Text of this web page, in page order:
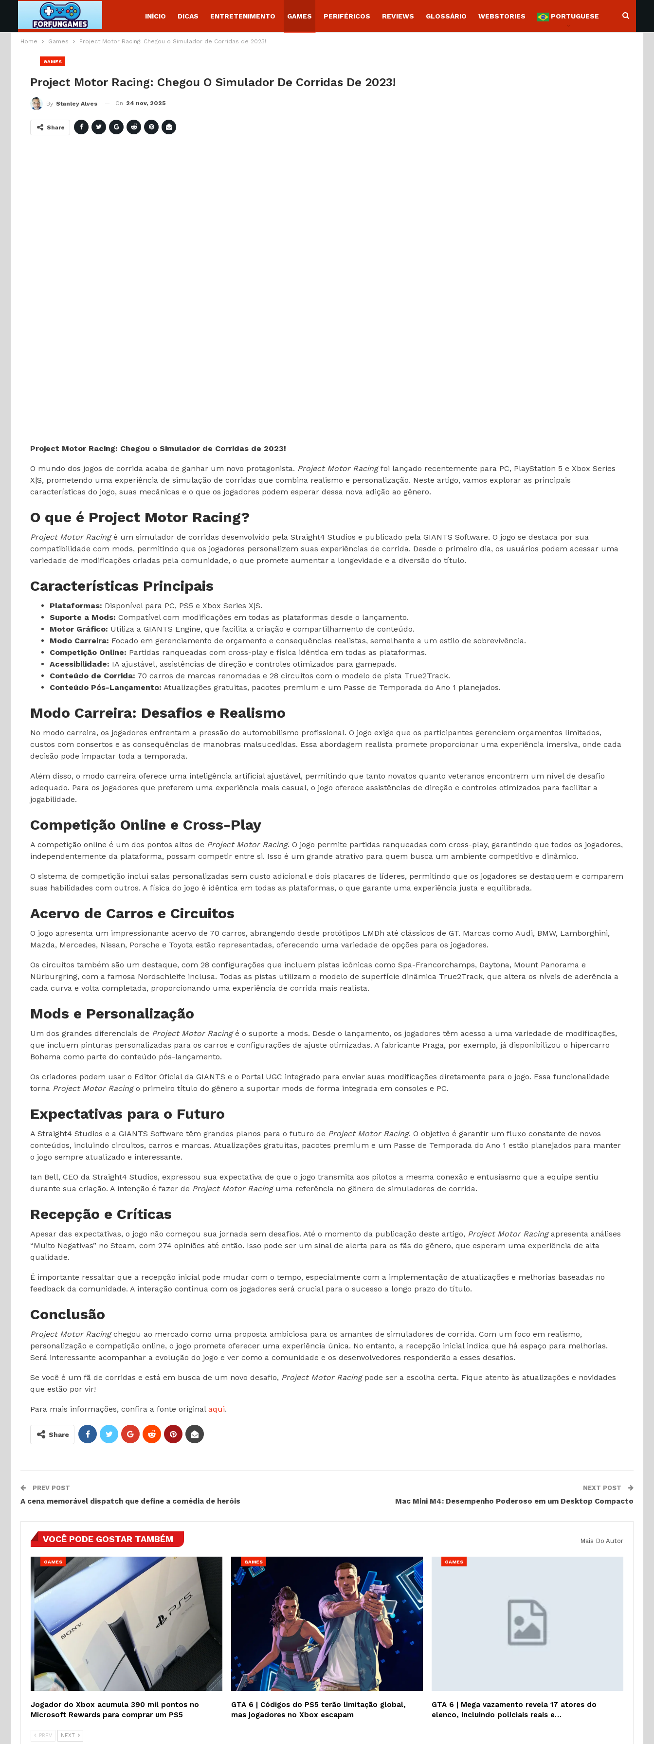
INÍCIO DICAS ENTRETENIMENTO GAMES PERIFÉRICOS REVIEWS GLOSSÁRIO WEBSTORIES PORTUGUESE
Home Games Project Motor Racing: Chegou o Simulador de Corridas de 2023!
GAMES
Project Motor Racing: Chegou O Simulador De Corridas De 2023!
By Stanley Alves On 24 nov, 2025
Share
Project Motor Racing: Chegou o Simulador de Corridas de 2023!
O mundo dos jogos de corrida acaba de ganhar um novo protagonista. Project Motor Racingfoi lançado recentemente para PC, PlayStation 5 e Xbox Series
X|S, prometendo uma experiência de simulação de corridas que combina realismo e personalização. Neste artigo, vamos explorar as principais
características do jogo, suas mecânicas e o que os jogadores podem esperar dessa nova adição ao gênero.
O que é Project Motor Racing?
Project Motor Racingé um simulador de corridas desenvolvido pela Straight4 Studios e publicado pela GIANTS Software. O jogo se destaca por sua
compatibilidade com mods, permitindo que os jogadores personalizem suas experiências de corrida. Desde o primeiro dia, os usuários podem acessar uma
variedade de modificações criadas pela comunidade, o que promete aumentar a longevidade e a diversão do título.
Características Principais
Plataformas: Disponível para PC, PS5 e Xbox Series X|S.
Suporte a Mods: Compatível com modificações em todas as plataformas desde o lançamento.
Motor Gráfico: Utiliza a GIANTS Engine, que facilita a criação e compartilhamento de conteúdo.
Modo Carreira: Focado em gerenciamento de orçamento e consequências realistas, semelhante a um estilo de sobrevivência.
Competição Online: Partidas ranqueadas com cross-play e física idêntica em todas as plataformas.
Acessibilidade: IA ajustável, assistências de direção e controles otimizados para gamepads.
Conteúdo de Corrida: 70 carros de marcas renomadas e 28 circuitos com o modelo de pista True2Track.
Conteúdo Pós-Lançamento: Atualizações gratuitas, pacotes premium e um Passe de Temporada do Ano 1 planejados.
Modo Carreira: Desafios e Realismo
No modo carreira, os jogadores enfrentam a pressão do automobilismo profissional. O jogo exige que os participantes gerenciem orçamentos limitados,
custos com consertos e as consequências de manobras malsucedidas. Essa abordagem realista promete proporcionar uma experiência imersiva, onde cada
decisão pode impactar toda a temporada.
Além disso, o modo carreira oferece uma inteligência artificial ajustável, permitindo que tanto novatos quanto veteranos encontrem um nível de desafio
adequado. Para os jogadores que preferem uma experiência mais casual, o jogo oferece assistências de direção e controles otimizados para facilitar a
jogabilidade.
Competição Online e Cross-Play
A competição online é um dos pontos altos de Project Motor Racing. O jogo permite partidas ranqueadas com cross-play, garantindo que todos os jogadores,
independentemente da plataforma, possam competir entre si. Isso é um grande atrativo para quem busca um ambiente competitivo e dinâmico.
O sistema de competição inclui salas personalizadas sem custo adicional e dois placares de líderes, permitindo que os jogadores se destaquem e comparem
suas habilidades com outros. A física do jogo é idêntica em todas as plataformas, o que garante uma experiência justa e equilibrada.
Acervo de Carros e Circuitos
O jogo apresenta um impressionante acervo de 70 carros, abrangendo desde protótipos LMDh até clássicos de GT. Marcas como Audi, BMW, Lamborghini,
Mazda, Mercedes, Nissan, Porsche e Toyota estão representadas, oferecendo uma variedade de opções para os jogadores.
Os circuitos também são um destaque, com 28 configurações que incluem pistas icônicas como Spa-Francorchamps, Daytona, Mount Panorama e
Nürburgring, com a famosa Nordschleife inclusa. Todas as pistas utilizam o modelo de superfície dinâmica True2Track, que altera os níveis de aderência a
cada curva e volta completada, proporcionando uma experiência de corrida mais realista.
Mods e Personalização
Um dos grandes diferenciais de Project Motor Racingé o suporte a mods. Desde o lançamento, os jogadores têm acesso a uma variedade de modificações,
que incluem pinturas personalizadas para os carros e configurações de ajuste otimizadas. A fabricante Praga, por exemplo, já disponibilizou o hipercarro
Bohema como parte do conteúdo pós-lançamento.
Os criadores podem usar o Editor Oficial da GIANTS e o Portal UGC integrado para enviar suas modificações diretamente para o jogo. Essa funcionalidade
torna Project Motor Racingo primeiro título do gênero a suportar mods de forma integrada em consoles e PC.
Expectativas para o Futuro
A Straight4 Studios e a GIANTS Software têm grandes planos para o futuro de Project Motor Racing. O objetivo é garantir um fluxo constante de novos
conteúdos, incluindo circuitos, carros e marcas. Atualizações gratuitas, pacotes premium e um Passe de Temporada do Ano 1 estão planejados para manter
o jogo sempre atualizado e interessante.
Ian Bell, CEO da Straight4 Studios, expressou sua expectativa de que o jogo transmita aos pilotos a mesma conexão e entusiasmo que a equipe sentiu
durante sua criação. A intenção é fazer de Project Motor Racinguma referência no gênero de simuladores de corrida.
Recepção e Críticas
Apesar das expectativas, o jogo não começou sua jornada sem desafios. Até o momento da publicação deste artigo, Project Motor Racingapresenta análises
“Muito Negativas” no Steam, com 274 opiniões até então. Isso pode ser um sinal de alerta para os fãs do gênero, que esperam uma experiência de alta
qualidade.
É importante ressaltar que a recepção inicial pode mudar com o tempo, especialmente com a implementação de atualizações e melhorias baseadas no
feedback da comunidade. A interação contínua com os jogadores será crucial para o sucesso a longo prazo do título.
Conclusão
Project Motor Racingchegou ao mercado como uma proposta ambiciosa para os amantes de simuladores de corrida. Com um foco em realismo,
personalização e competição online, o jogo promete oferecer uma experiência única. No entanto, a recepção inicial indica que há espaço para melhorias.
Será interessante acompanhar a evolução do jogo e ver como a comunidade e os desenvolvedores responderão a esses desafios.
Se você é um fã de corridas e está em busca de um novo desafio, Project Motor Racingpode ser a escolha certa. Fique atento às atualizações e novidades
que estão por vir!
Para mais informações, confira a fonte original aqui.
Share
PREV POST
A cena memorável dispatch que define a comédia de heróis
NEXT POST
Mac Mini M4: Desempenho Poderoso em um Desktop Compacto
VOCÊ PODE GOSTAR TAMBÉM Mais Do Autor
GAMES
Jogador do Xbox acumula 390 mil pontos no
Microsoft Rewards para comprar um PS5
GAMES
GTA 6 | Códigos do PS5 terão limitação global,
mas jogadores no Xbox escapam
GAMES
GTA 6 | Mega vazamento revela 17 atores do
elenco, incluindo policiais reais e…
PREV NEXT